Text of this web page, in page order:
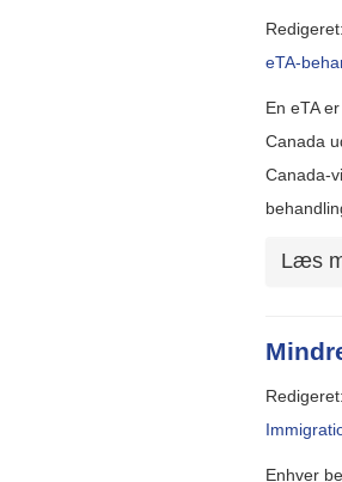
eTA-
En eTA
Canada
Canada-
Læs
Enhver